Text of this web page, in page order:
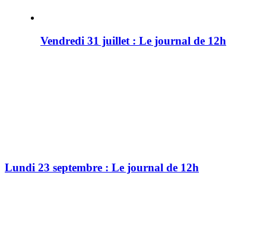
Vendredi 31 juillet : Le journal de 12h
Lundi 23 septembre : Le journal de 12h